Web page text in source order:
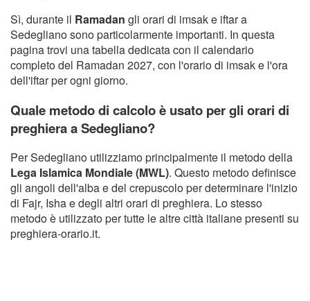
Sì, durante il Ramadan gli orari di imsak e iftar a
Sedegliano sono particolarmente importanti. In questa
pagina trovi una tabella dedicata con il calendario
completo del Ramadan 2027, con l'orario di imsak e l'ora
dell'iftar per ogni giorno.
Quale metodo di calcolo è usato per gli orari di
preghiera a Sedegliano?
Per Sedegliano utilizziamo principalmente il metodo della
Lega Islamica Mondiale (MWL). Questo metodo definisce
gli angoli dell'alba e del crepuscolo per determinare l'inizio
di Fajr, Isha e degli altri orari di preghiera. Lo stesso
metodo è utilizzato per tutte le altre città italiane presenti su
preghiera-orario.it.